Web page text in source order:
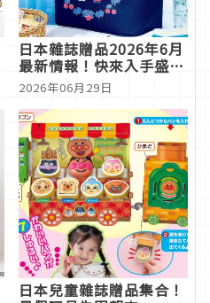
日本雜誌贈品2026年6月
最新情報！快來入手盛夏
必備的神隊友保冷袋
2026年06月29日
日本兒童雜誌贈品集合！